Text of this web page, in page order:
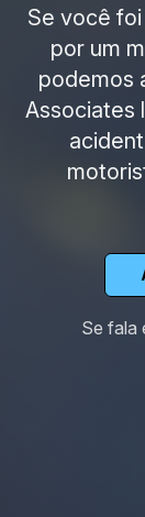
Se você
por um
podemos
Associates
Se fala